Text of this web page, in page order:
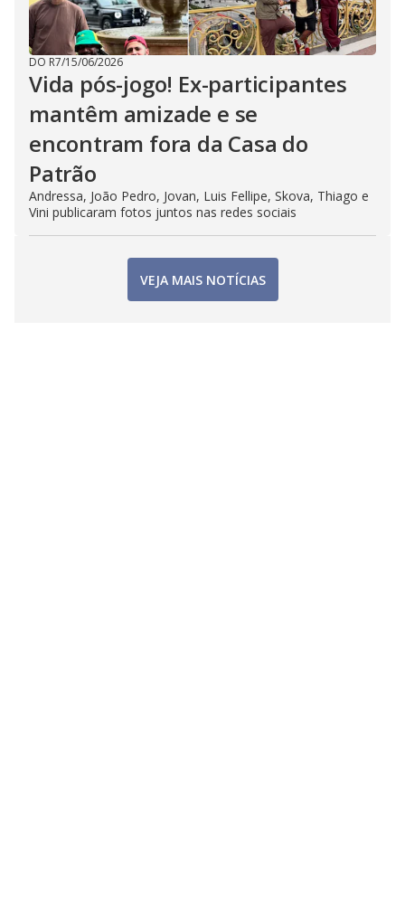
DO R7/15/06/2026
Vida pós-jogo! Ex-participantes
mantêm amizade e se
encontram fora da Casa do
Patrão
Andressa, João Pedro, Jovan, Luis Fellipe, Skova, Thiago e
Vini publicaram fotos juntos nas redes sociais
VEJA MAIS NOTÍCIAS